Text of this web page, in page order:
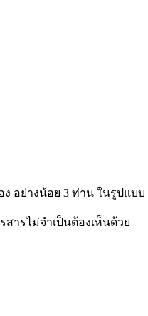
อย่างน้อย 3 ท่าน ในรูปแบบ
ารไม่จำเป็นต้องเห็นด้วย